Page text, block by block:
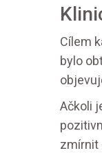
Cílem
bylo
Ačkoli
zmírnit